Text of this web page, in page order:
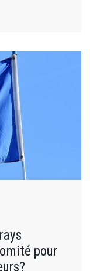
pour